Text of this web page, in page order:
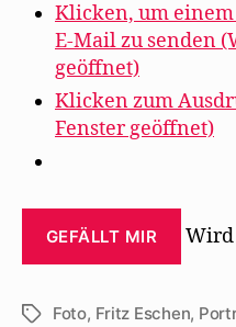
Klicken, um
E-Mail zu senden
geöffnet)
Klicken zum
Fenster geöffnet)
GEFÄLLT MIR Wird
Schlagwörter
Foto, Fritz Eschen,